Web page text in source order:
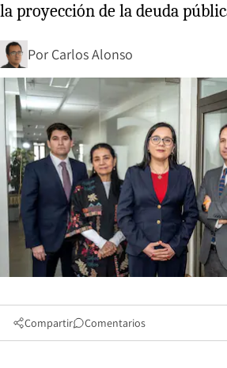
la proyección de la deuda
Por Carlos Alonso
Compartir Comentarios